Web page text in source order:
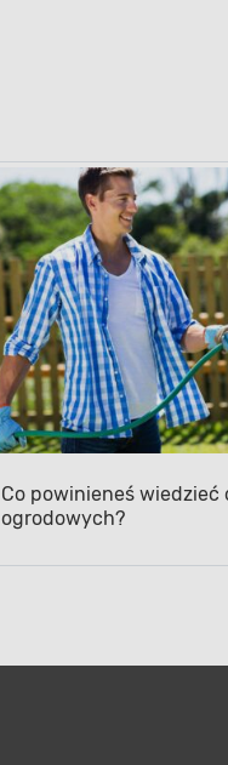
Co powinieneś wiedzieć
ogrodowych?